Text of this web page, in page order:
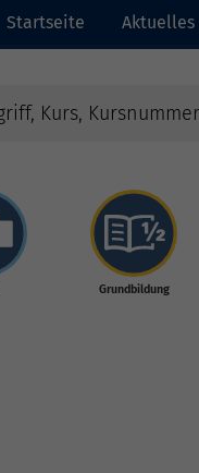
Startseite Aktuelles
Grundbildung